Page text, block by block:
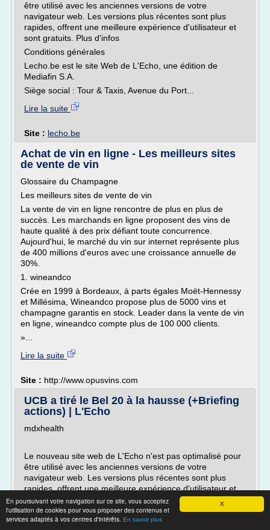
X
En poursuivant votre navigation sur ce site, vous acceptez
l'utilisation de cookies pour vous proposer des contenus et
services adaptés à vos centres d'intérêts. En savoir plus
être utilisé avec les anciennes versions de votre
navigateur web. Les versions plus récentes sont plus
rapides, offrent une meilleure expérience d'utilisateur et
sont gratuits. Plus d'infos
Conditions générales
Lecho.be est le site Web de L'Echo, une édition de
Mediafin S.A.
Siège social : Tour & Taxis, Avenue du Port...
Lire la suite
Site : lecho.be
Achat de vin en ligne - Les meilleurs sites
de vente de vin
Glossaire du Champagne
Les meilleurs sites de vente de vin
La vente de vin en ligne rencontre de plus en plus de
succès. Les marchands en ligne proposent des vins de
haute qualité à des prix défiant toute concurrence.
Aujourd'hui, le marché du vin sur internet représente plus
de 400 millions d'euros avec une croissance annuelle de
30%.
1. wineandco
Crée en 1999 à Bordeaux, à parts égales Moët-Hennessy
et Millésima, Wineandco propose plus de 5000 vins et
champagne garantis en stock. Leader dans la vente de vin
en ligne, wineandco compte plus de 100 000 clients.
»...
Lire la suite
Site : http://www.opusvins.com
UCB a tiré le Bel 20 à la hausse (+Briefing
actions) | L'Echo
mdxhealth
Le nouveau site web de L'Echo n'est pas optimalisé pour
être utilisé avec les anciennes versions de votre
navigateur web. Les versions plus récentes sont plus
rapides, offrent une meilleure expérience d'utilisateur et
sont gratuits. Plus d'infos
Le journalisme de qualité nécessite des investissements
importants. Si vous souhaitez partager un article, nous...